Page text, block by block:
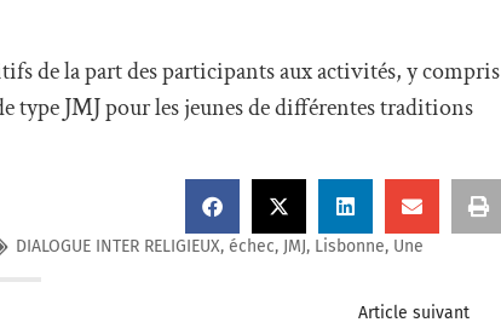
de la part des participants aux activités, y compris
type JMJ pour les jeunes de différentes traditions
DIALOGUE INTER RELIGIEUX,échec, JMJ, Lisbonne, Une
Article suivant